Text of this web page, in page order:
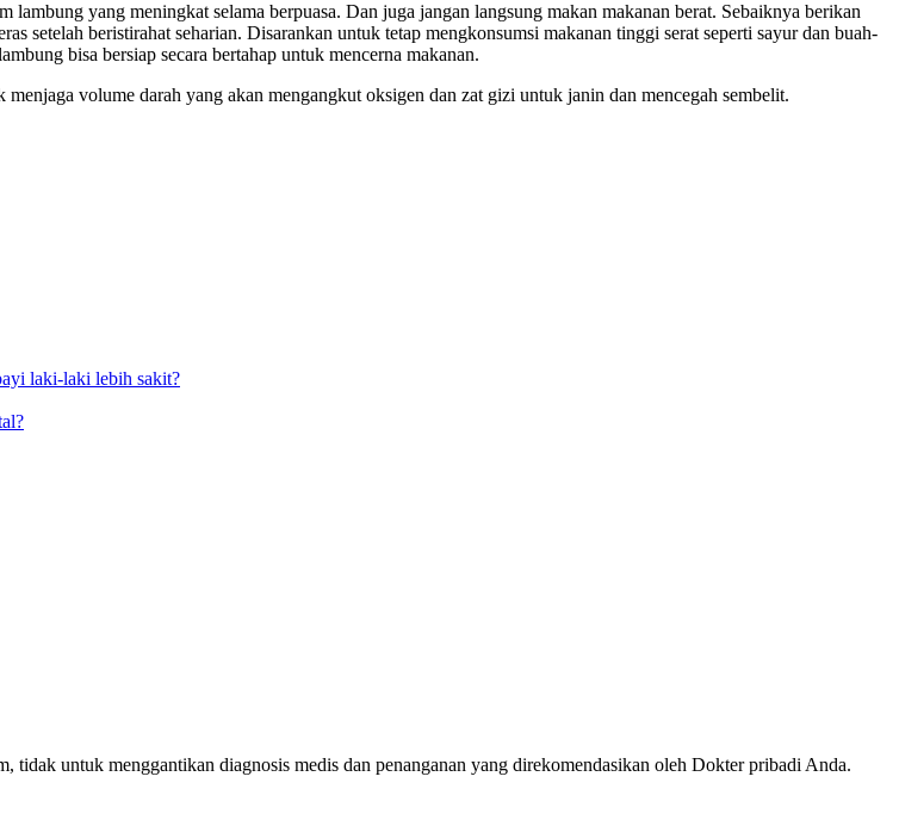
yang meningkat selama berpuasa. Dan juga jangan langsung makan makanan berat. Sebaiknya berikan
setelah beristirahat seharian. Disarankan untuk tetap mengkonsumsi makanan tinggi serat seperti sayur dan buah-
bisa bersiap secara bertahap untuk mencerna makanan.
volume darah yang akan mengangkut oksigen dan zat gizi untuk janin dan mencegah sembelit.
laki-laki lebih sakit?
tidak untuk menggantikan diagnosis medis dan penanganan yang direkomendasikan oleh Dokter pribadi Anda.